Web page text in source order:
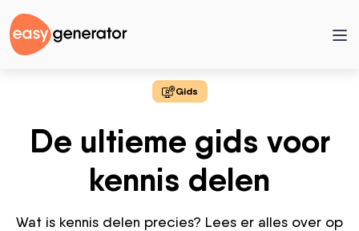
Gids
De ultieme gids voor
kennis delen
Wat is kennis delen precies? Lees er alles over op